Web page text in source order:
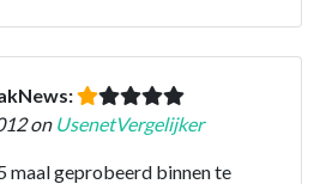
on UsenetVergelijker
maal geprobeerd binnen te